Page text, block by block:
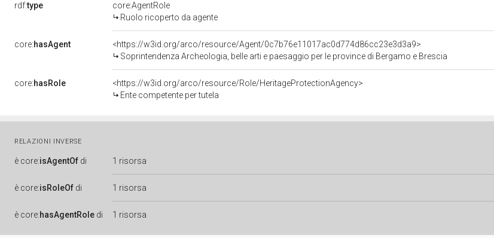
rdf:type
core:AgentRole
Ruolo ricoperto da agente
core:hasAgent
<https://w3id.org/arco/resource/Agent/0c7b76e11017ac0d774d86cc23e3d3a9>
Soprintendenza Archeologia, belle arti e paesaggio per le province di Bergamo e Brescia
core:hasRole
<https://w3id.org/arco/resource/Role/HeritageProtectionAgency>
Ente competente per tutela
RELAZIONI INVERSE
è core:isAgentOf di 1 risorsa
è core:isRoleOf di 1 risorsa
è core:hasAgentRole di 1 risorsa